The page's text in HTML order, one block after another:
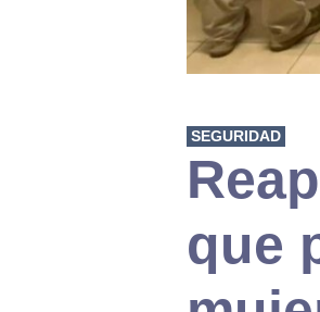
SEGURIDAD
que